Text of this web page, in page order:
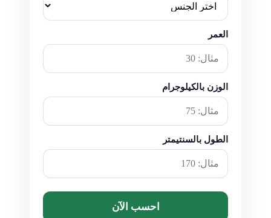
العمر
الوزن بالكيلوجرام
الطول بالسنتيمتر
احسب الآن